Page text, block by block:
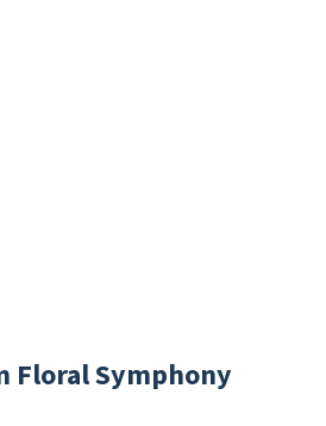
Floral Symphony